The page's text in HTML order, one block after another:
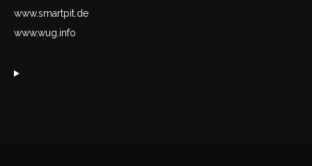
www.smartpit.de
www.wug.info